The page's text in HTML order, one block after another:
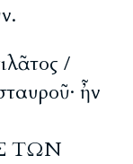
/
ἦν
ΤΩΝ